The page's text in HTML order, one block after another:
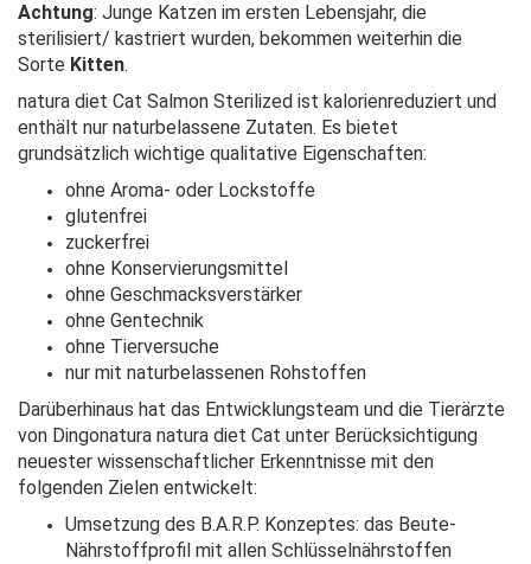
Achtung: Junge Katzen im ersten Lebensjahr, die
sterilisiert/ kastriert wurden, bekommen weiterhin die
Sorte Kitten.
natura diet Cat Salmon Sterilized ist kalorienreduziert und
enthält nur naturbelassene Zutaten. Es bietet
grundsätzlich wichtige qualitative Eigenschaften:
ohne Aroma- oder Lockstoffe
glutenfrei
zuckerfrei
ohne Konservierungsmittel
ohne Geschmacksverstärker
ohne Gentechnik
ohne Tierversuche
nur mit naturbelassenen Rohstoffen
Darüberhinaus hat das Entwicklungsteam und die Tierärzte
von Dingonatura natura diet Cat unter Berücksichtigung
neuester wissenschaftlicher Erkenntnisse mit den
folgenden Zielen entwickelt:
Umsetzung des B.A.R.P. Konzeptes: das Beute-
Nährstoffprofil mit allen Schlüsselnährstoffen